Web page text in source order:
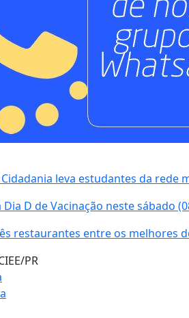
leva estudantes da rede
D de Vacinação neste sábado
restaurantes entre os melhores
PR